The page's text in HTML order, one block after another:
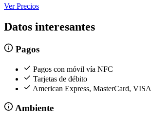
Ver Precios
Datos interesantes
Pagos
Pagos con móvil vía NFC
Tarjetas de débito
American Express, MasterCard, VISA
Ambiente